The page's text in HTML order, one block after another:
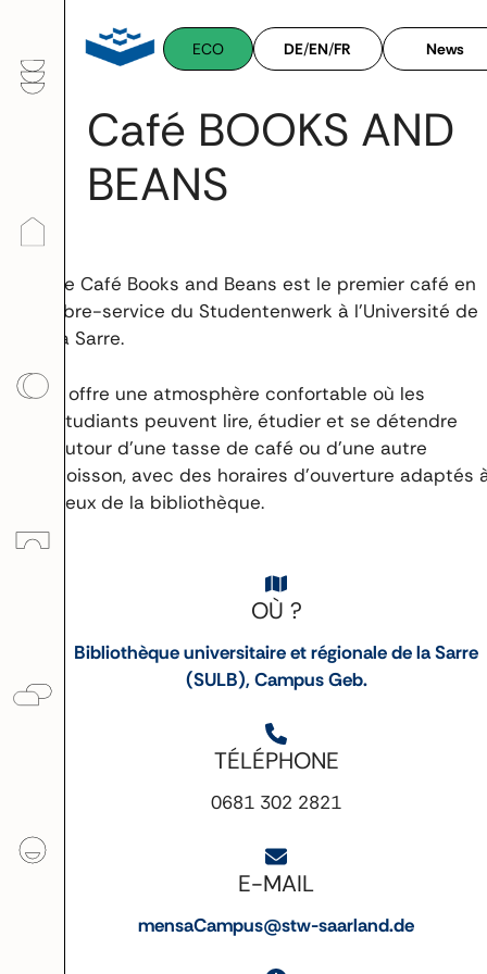
contenu
ECO DE/EN/FR News
Café BOOKS AND
BEANS
Le Café Books and Beans est le premier café en
libre-service du Studentenwerk à l’Université de
la Sarre.
Il offre une atmosphère confortable où les
étudiants peuvent lire, étudier et se détendre
autour d’une tasse de café ou d’une autre
boisson, avec des horaires d’ouverture adaptés
ceux de la bibliothèque.
OÙ ?
Bibliothèque universitaire et régionale de la Sarre
(SULB), Campus Geb.
TÉLÉPHONE
0681 302 2821
E-MAIL
mensaCampus@stw-saarland.de